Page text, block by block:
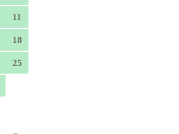
11
18
25